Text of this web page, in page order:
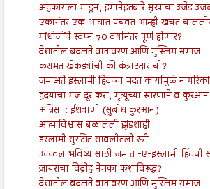
अहंकाराला गाडून, इमानेइतबारे सुखाचा उजेड
एकानंतर एक आघात पचवत आम्ही खचत
गांधीजींचे स्वप्न 70 वर्षानंतर पूर्ण होणार?
देशातील बदलते वातावरण आणि मुस्लिम समाज
करामत खेकड्यांची की कंत्राटदाराची?
जमाअते इस्लामी हिंदच्या मदत कार्यामुळे
हृदयाचा गंज दूर करा, मृत्यूच्या स्मरणाने व
अन्निसा : ईशवाणी (सुबोध कुरआन)
आत्माविश्वास बळालेली झुंडशाही
इस्लामी सुरक्षित सावलीतली स्त्री
उज्ज्वल भविष्यासाठी जमात -ए-इस्लामी हिंदची
ज़ायराचा विद्रोह नेमका कशाविरूद्ध?
देशातील बदलते वातावरण आणि मुस्लिम समाज